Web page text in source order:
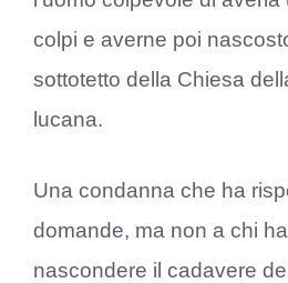
colpi e averne poi
sottotetto della Chiesa
lucana.
Una condanna che ha
domande, ma non a chi
nascondere il cadavere